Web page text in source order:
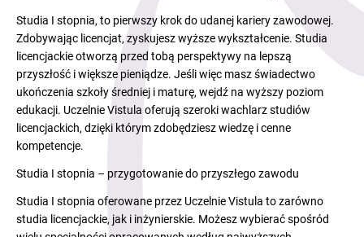
Studia I stopnia, to pierwszy krok do udanej kariery zawodowej.
Zdobywając licencjat, zyskujesz wyższe wykształcenie. Studia
licencjackie otworzą przed tobą perspektywy na lepszą
przyszłość i większe pieniądze. Jeśli więc masz świadectwo
ukończenia szkoły średniej i maturę, wejdź na wyższy poziom
edukacji. Uczelnie Vistula oferują szeroki wachlarz studiów
licencjackich, dzięki którym zdobędziesz wiedzę i cenne
kompetencje.
Studia I stopnia – przygotowanie do przyszłego zawodu
Studia I stopnia oferowane przez Uczelnie Vistula to zarówno
studia licencjackie, jak i inżynierskie. Możesz wybierać spośród